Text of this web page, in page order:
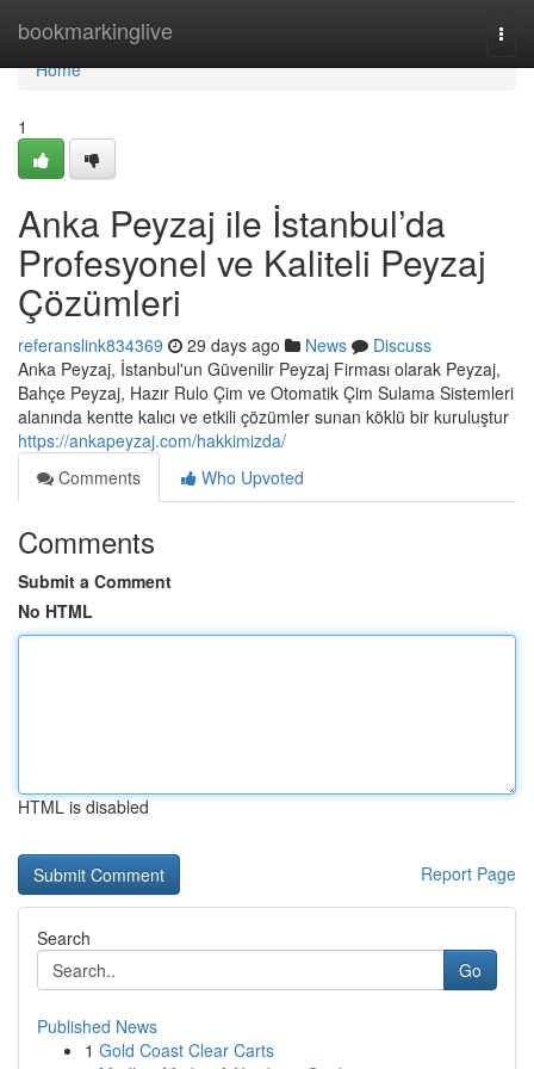
bookmarkinglive
Home
Home
1
Anka Peyzaj ile İstanbul’da
Profesyonel ve Kaliteli Peyzaj
Çözümleri
referanslink834369 29 days ago News
Discuss
Anka Peyzaj, İstanbul'un Güvenilir Peyzaj Firması olarak Peyzaj,
Bahçe Peyzaj, Hazır Rulo Çim ve Otomatik Çim Sulama Sistemleri
alanında kentte kalıcı ve etkili çözümler sunan köklü bir kuruluştur
https://ankapeyzaj.com/hakkimizda/
Comments
Who Upvoted
Comments
Submit a Comment
No HTML
HTML is disabled
Report Page
Search
Go
Published News
1 Gold Coast Clear Carts